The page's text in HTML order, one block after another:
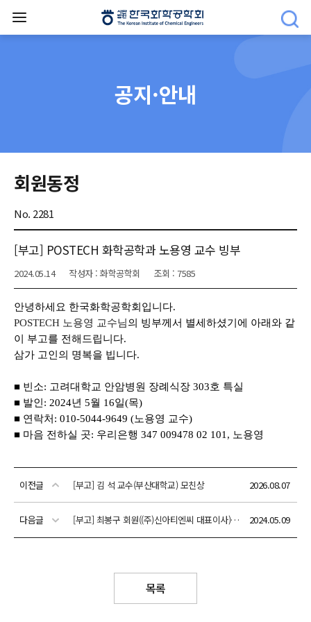
공지·안내
회원동정
No. 2281
[부고] POSTECH 화학공학과 노용영 교수 빙부
2024.05.14 작성자 : 화학공학회 조회 : 7585
이전글 [부고] 김 석 교수(부산대학교) 모친상 2026.08.07
다음글 [부고] 최봉구 회원((주)신아티엔씨 대표이사) 모친상 2024.05.09
목록